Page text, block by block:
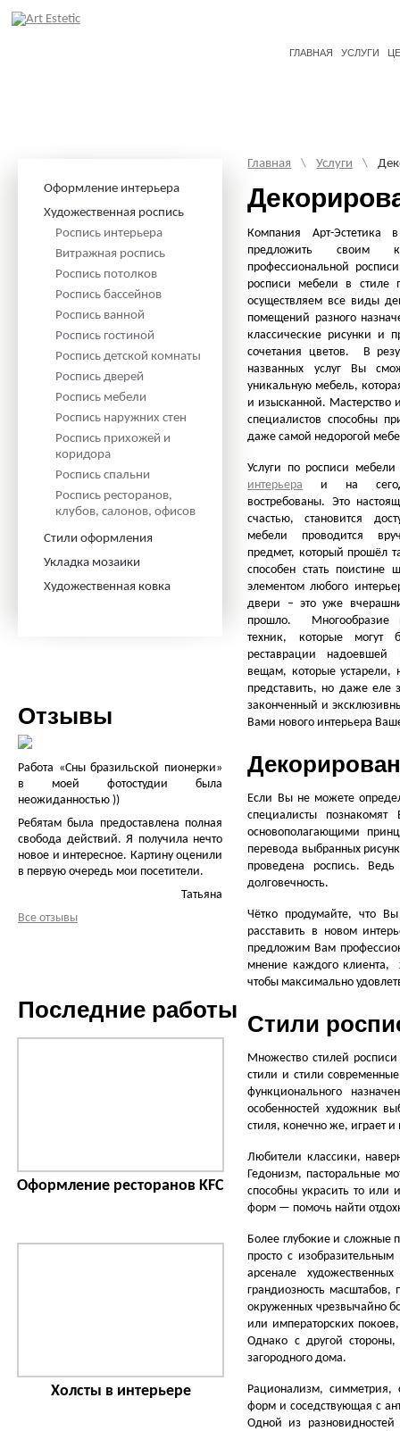
ГЛАВНАЯ УСЛУГИ
Оформление интерьера
Художественная роспись
Роспись интерьера
Витражная роспись
Роспись потолков
Роспись бассейнов
Роспись ванной
Роспись гостиной
Роспись детской комнаты
Роспись дверей
Роспись мебели
Роспись наружних стен
Роспись прихожей и
коридора
Роспись спальни
Роспись ресторанов,
клубов, салонов, офисов
Стили оформления
Укладка мозаики
Художественная ковка
Отзывы
Работа «Сны бразильской пионерки»
в моей фотостудии была
неожиданностью ))
Ребятам была предоставлена полная
свобода действий. Я получила нечто
новое и интересное. Картину оценили
в первую очередь мои посетители.
Татьяна
Все отзывы
Последние работы
Оформление ресторанов KFC
Холсты в интерьере
Главная \ Услуги \
Компания Арт-Эстетика
предложить своим
профессиональной
росписи мебели в стиле
осуществляем все виды
помещений разного
классические рисунки и
сочетания цветов. В
названных услуг Вы
уникальную мебель,
и изысканной. Мастерство
специалистов способны
даже самой недорогой
Услуги по росписи
интерьера и на
востребованы. Это
счастью, становится
мебели проводится
предмет, который прошёл
способен стать
элементом любого
двери – это уже
прошло. Многообразие
техник, которые могут
реставрации
вещам, которые устарели,
представить, но даже еле
законченный и
Вами нового интерьера
Если Вы не можете
специалисты
основополагающими
перевода выбранных
проведена роспись.
долговечность.
Чётко продумайте, что
расставить в новом
предложим Вам
мнение каждого клиента,
чтобы максимально
Стили
Множество стилей
стили и стили
функционального
особенностей художник
стиля, конечно же, играет и
Любители классики,
Гедонизм, пасторальные
способны украсить то или
форм — помочь найти
Более глубокие и сложные
просто с
арсенале
грандиозность масштабов,
окруженных чрезвычайно
или императорских
Однако с другой
загородного дома.
Рационализм, симметрия,
форм и соседствующая с
Одной из